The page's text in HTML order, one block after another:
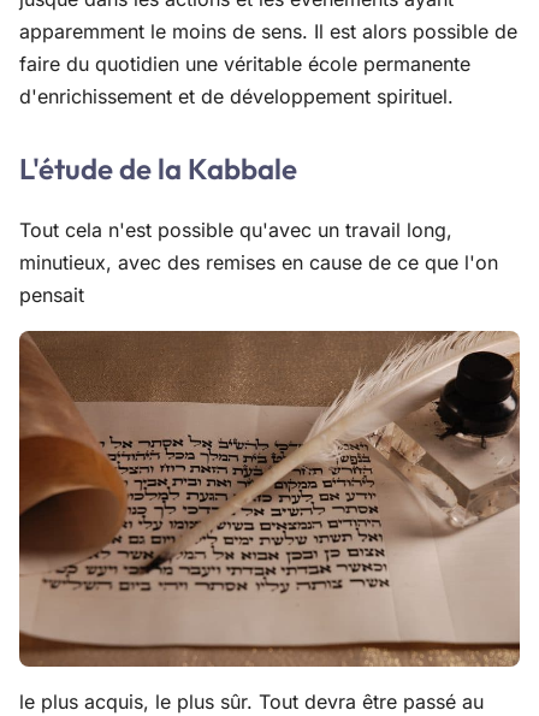
apparemment le moins de sens. Il est alors possible de
faire du quotidien une véritable école permanente
d'enrichissement et de développement spirituel.
L'étude de la Kabbale
Tout cela n'est possible qu'avec un travail long,
minutieux, avec des remises en cause de ce que l'on
pensait
le plus acquis, le plus sûr. Tout devra être passé au